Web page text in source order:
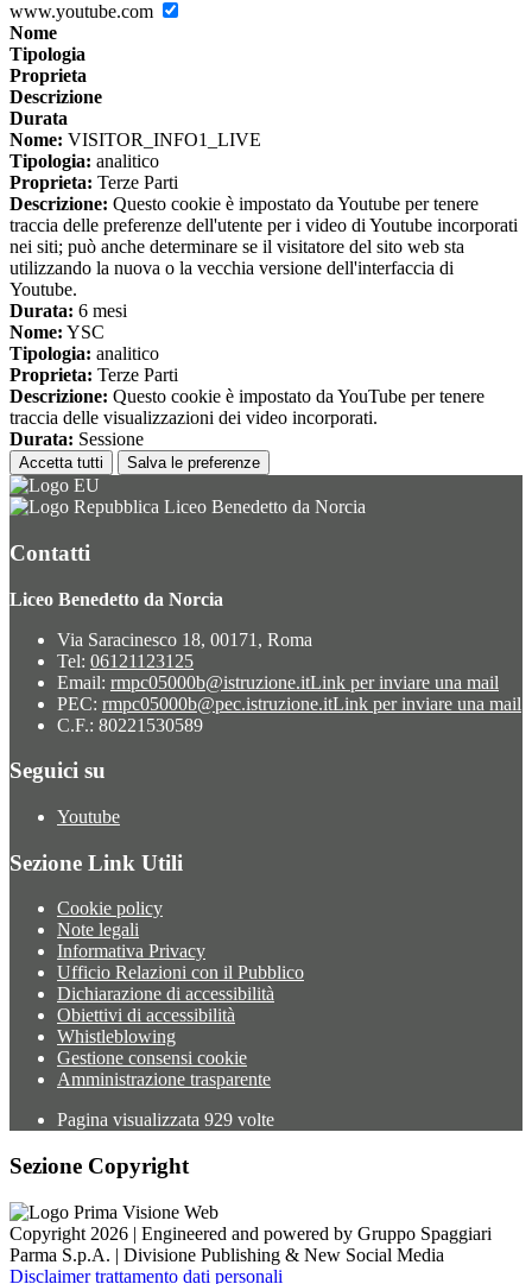
www.youtube.com
Nome
Tipologia
Proprieta
Descrizione
Durata
Nome: VISITOR_INFO1_LIVE
Tipologia: analitico
Proprieta: Terze Parti
Descrizione: Questo cookie è impostato da Youtube per tenere
traccia delle preferenze dell'utente per i video di Youtube incorporati
nei siti; può anche determinare se il visitatore del sito web sta
utilizzando la nuova o la vecchia versione dell'interfaccia di
Youtube.
Durata: 6 mesi
Nome: YSC
Tipologia: analitico
Proprieta: Terze Parti
Descrizione: Questo cookie è impostato da YouTube per tenere
traccia delle visualizzazioni dei video incorporati.
Durata: Sessione
Accetta tutti Salva le preferenze
Liceo Benedetto da Norcia
Contatti
Liceo Benedetto da Norcia
Via Saracinesco 18, 00171, Roma
Tel: 06121123125
Email: rmpc05000b@istruzione.itLink per inviare una mail
PEC: rmpc05000b@pec.istruzione.itLink per inviare una mail
C.F.: 80221530589
Seguici su
Youtube
Sezione Link Utili
Cookie policy
Note legali
Informativa Privacy
Ufficio Relazioni con il Pubblico
Dichiarazione di accessibilità
Obiettivi di accessibilità
Whistleblowing
Gestione consensi cookie
Amministrazione trasparente
Pagina visualizzata 929 volte
Sezione Copyright
Copyright 2026 | Engineered and powered by Gruppo Spaggiari
Parma S.p.A. | Divisione Publishing & New Social Media
Disclaimer trattamento dati personali